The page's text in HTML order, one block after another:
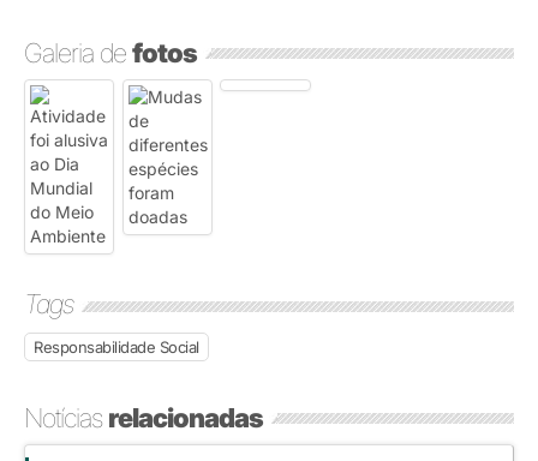
Galeria defotos
Tags
Responsabilidade Social
Notíciasrelacionadas